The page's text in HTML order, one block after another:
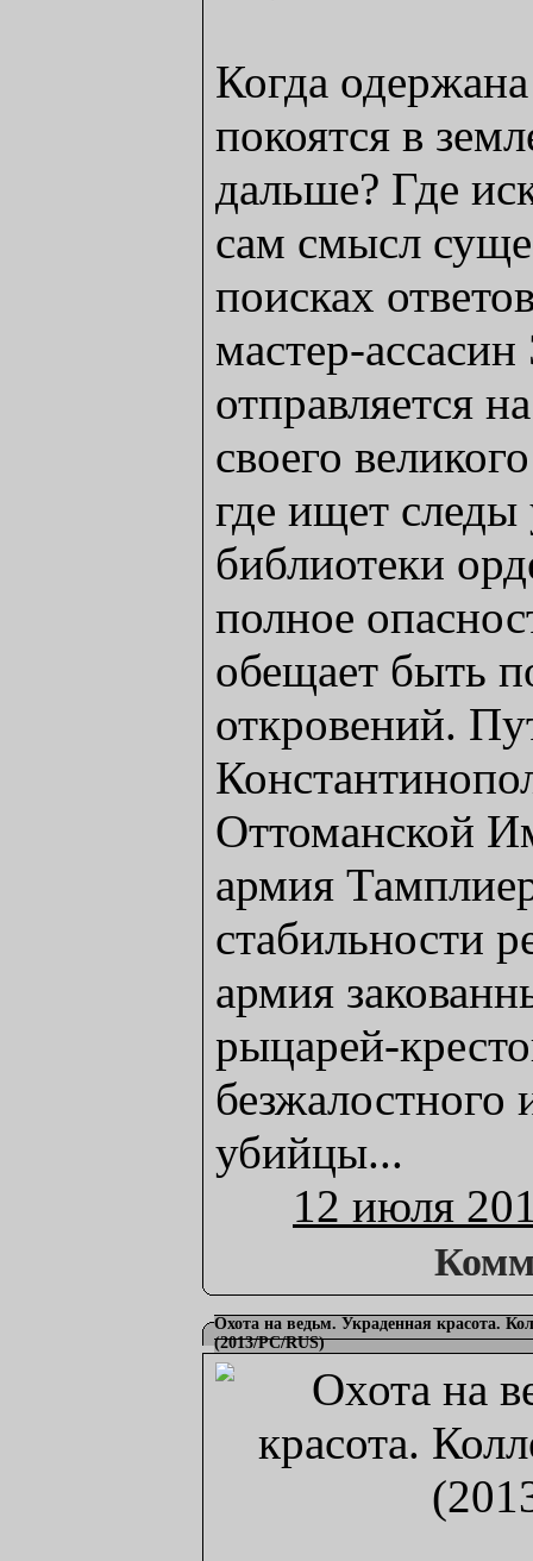
Когда
покоятся в
дальше? Где
сам смысл
поисках
мастер-
отправляется
своего
где ищет следы
библиотеки
полное
обещает быть
откровений.
Оттоманской
армия
стабильности
армия
рыцарей-
убийцы...
12 июля
Охота на ведьм. Украденная красота.
(2013/PC/RUS)